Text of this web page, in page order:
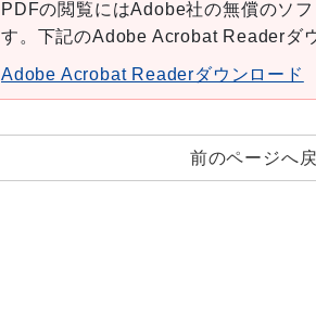
PDFの閲覧にはAdobe社の無償のソ
す。下記のAdobe Acrobat Readerダ
Adobe Acrobat Readerダウンロード
前のページへ